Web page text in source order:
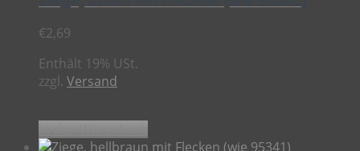
€2,69
Enthält 19% USt.
zzgl. Versand